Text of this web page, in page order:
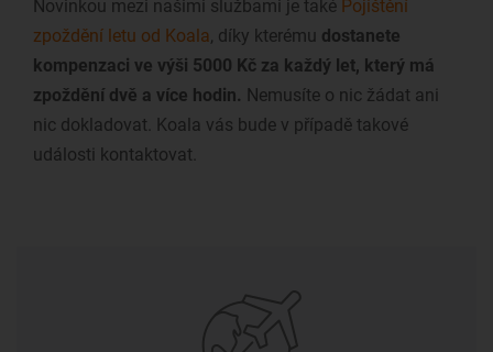
Novinkou mezi našimi službami je také Pojištění
zpoždění letu od Koala, díky kterému dostanete
kompenzaci ve výši 5000 Kč za každý let, který má
zpoždění dvě a více hodin. Nemusíte o nic žádat ani
nic dokladovat. Koala vás bude v případě takové
události kontaktovat.